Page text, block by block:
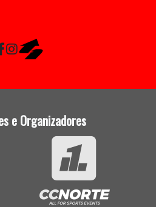
Facebook
InstagramRaceMapp
e Organizadores